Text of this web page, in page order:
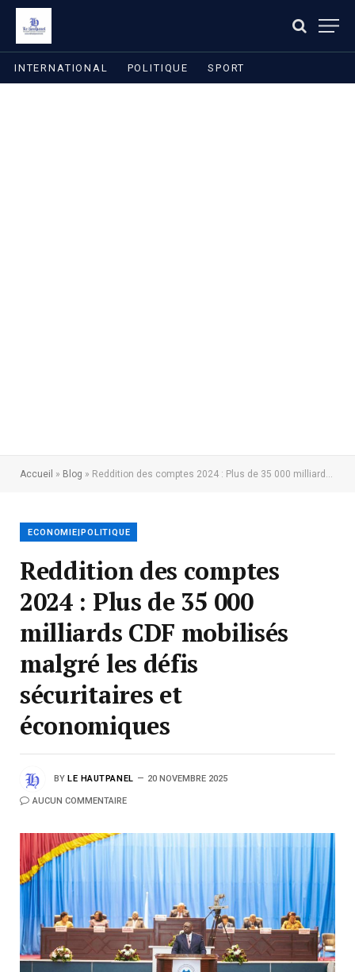
INTERNATIONAL POLITIQUE SPORT
Accueil » Blog » Reddition des comptes 2024 : Plus de 35 000 milliards CDF mobilisés malgré les défis sécuritaires et économiques
ECONOMIE|POLITIQUE
Reddition des comptes
2024 : Plus de 35 000
milliards CDF mobilisés
malgré les défis
sécuritaires et
économiques
BY LE HAUTPANEL 20 NOVEMBRE 2025
AUCUN COMMENTAIRE